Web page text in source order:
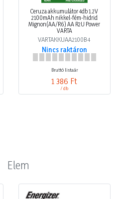
Ceruza akkumulátor 4db 1.2V
2100mAh nikkel-fém-hidrid
Mignon(AA/R6) AA R2U Power
VARTA
VARTAKKUAA2100B4
Nincs raktáron
Bruttó listaár
1 386 Ft
/ db
Elem